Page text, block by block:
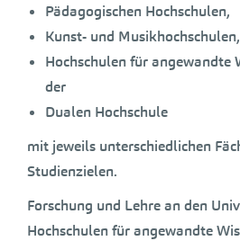
Pädagogischen Hochschulen,
Kunst- und Musikhochschulen,
Hochschulen für angewandte
der
Dualen Hochschule
mit jeweils unterschiedlichen
Studienzielen.
Forschung und Lehre an den
Hochschulen für angewandte